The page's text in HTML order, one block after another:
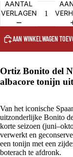
AANTAL
VERLAGEN
AAN WINKELWAGEN
Ortiz Bonito del
albacore tonijn
Van het iconische
uitzonderlijke Bonito
korte seizoen
verwerkt en
een tonijn met een
boterach te afdronk.